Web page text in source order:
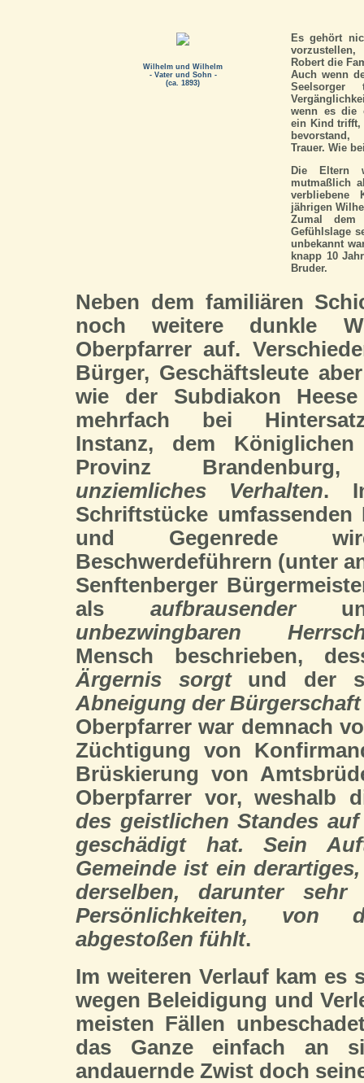
Wilhelm und Wilhelm
- Vater und Sohn -
(ca. 1893)
Es gehört
Robert die
Auch wenn
Seelsorger
wenn es die
ein Kind trifft,
Trauer. Wie
Die Eltern
mutmaßlich
jährigen
Zumal
Gefühlslage
unbekannt
knapp 10
Bruder.
Neben dem familiären
noch weitere dunkle
Oberpfarrer auf.
Bürger, Geschäftsleute
wie der Subdiakon
mehrfach bei
Instanz, dem
Provinz
unziemliches Verhalten.
Schriftstücke
und Gegenrede
Beschwerdeführern (unter
Senftenberger
als aufbrausender
unbezwingbaren
Mensch beschrieben,
Ärgernis sorgtund der
Abneigung der
Oberpfarrer war demnach
Züchtigung von
Brüskierung von
Oberpfarrer vor, weshalb
des geistlichen Standes
geschädigt hat. Sein
Gemeinde ist ein
derselben, darunter sehr
Persönlichkeiten,
abgestoßen fühlt.
Im weiteren Verlauf kam es
wegen Beleidigung und
meisten Fällen
das Ganze einfach an
andauernde Zwist doch